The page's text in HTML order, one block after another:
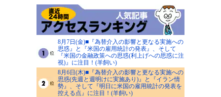
8月7日(金)■『為替介入の影響と更なる実施への
思惑』と『米国の雇用統計の発表』、そして
『米国の金融政策への思惑(利上げへの思惑に注
視)』に注目！(羊飼い)
8月6日(木)■『為替介入の影響と更なる実施への
思惑(先週と週明けに実施あり)』と『イラン情
勢』、そして『明日に米国の雇用統計の発表を
控える点』に注目！(羊飼い)